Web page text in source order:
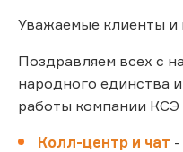
Уважаемые клиенты и
Поздравляем всех с
народного единства
работы компании КСЭ
Колл-центр и чат -